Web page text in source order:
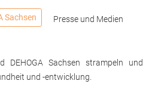
Sachsen Presse und Medien
DEHOGA Sachsen strampeln und
und -entwicklung.